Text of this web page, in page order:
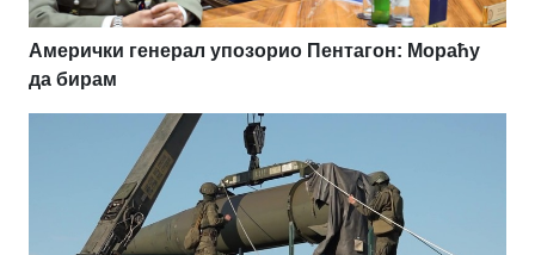
Амерички генерал упозорио Пентагон: Мораћу
да бирам